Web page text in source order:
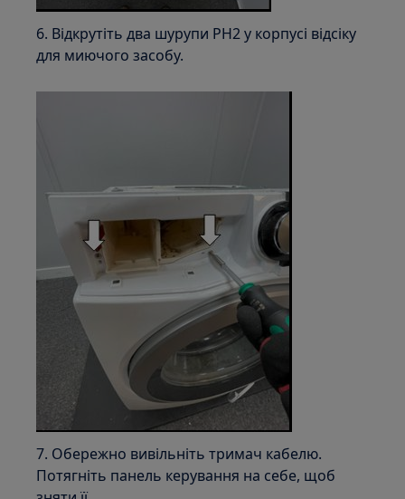
6. Відкрутіть два шурупи PH2 у корпусі відсіку
для миючого засобу.
7. Обережно вивільніть тримач кабелю.
Потягніть панель керування на себе, щоб